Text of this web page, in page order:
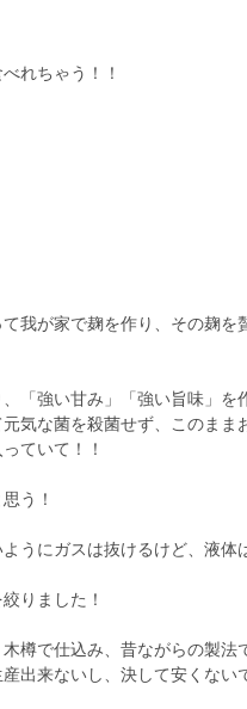
れちゃう！！
我が家で麹を作り、その麹を
「強い甘み」「強い旨味」を
気な菌を殺菌せず、このまま
ていて！！
う！
うにガスは抜けるけど、液体
りました！
樽で仕込み、昔ながらの製法
出来ないし、決して安くない